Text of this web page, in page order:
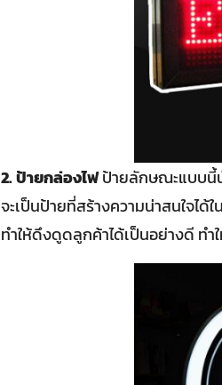
2. ป้ายกล่องไฟป้ายลักษณะแบบนี้
จะเป็นป้ายที่สร้างความน่าสนใจได้
ทำให้ดึงดูดลูกค้าได้เป็นอย่างดี ท